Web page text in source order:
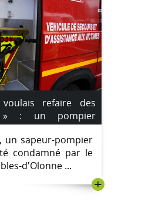
refaire des
» : un pompier
des incendies
un sapeur-pompier
condamné par le
d'Olonne ...
+